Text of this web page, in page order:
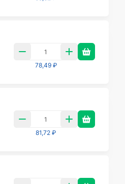
78,49 ₽
81,72 ₽